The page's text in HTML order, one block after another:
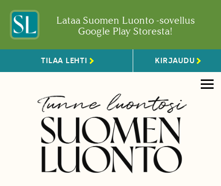
Lataa Suomen Luonto -sovellus
Google Play Storesta!
TILAA LEHTI KIRJAUDU